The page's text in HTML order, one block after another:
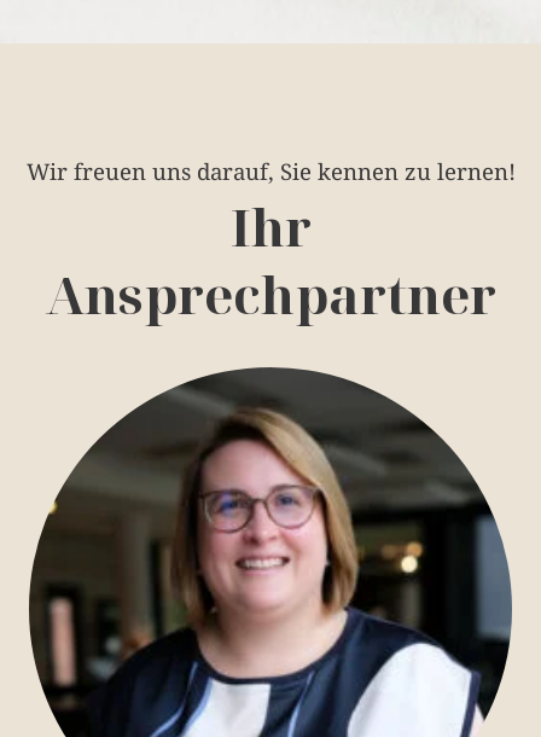
Wir freuen uns darauf, Sie kennen zu lernen!
Ihr
Ansprechpartner